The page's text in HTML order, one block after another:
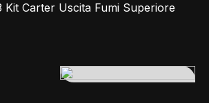
Kit Carter Uscita Fumi Superiore